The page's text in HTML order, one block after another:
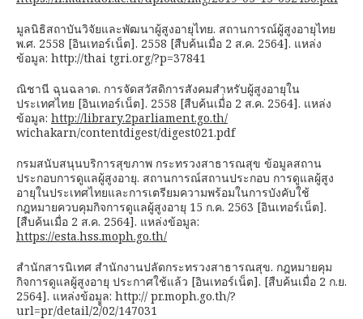
มูลนิธิสถาบันวิจัยและพัฒนาผู้สูงอายุไทย. สถานการณ์ผู้สูงอายุไทย
พ.ศ. 2558 [อินเทอร์เน็ต]. 2558 [สืบค้นเมื่อ 2 ส.ค. 2564]. แหล่ง
ข้อมูล: http://thai tgri.org/?p=37841
ณิชานี ฉุนฉลาด. การจัดสวัสดิการสังคมสำหรับผู้สูงอายุใน
ประเทศไทย [อินเทอร์เน็ต]. 2558 [สืบค้นเมื่่อ 2 ส.ค. 2564]. แหล่ง
ข้อมูล: http://library.2parliament.go.th/
wichakarn/contentdigest/digest021.pdf
กรมสนับสนุนบริการสุขภาพ กระทรวงสาธารณสุข ข้อมูลสถาน
ประกอบการดูแลผู้สูงอายุ. สถานการณ์สถานประกอบ การดูแลผู้สูง
อายุในประเทศไทยและการเตรียมความพร้อมในการบังคับใช้
กฎหมายควบคุมกิจการดูแลผู้สูงอายุ 15 ก.ค. 2563 [อินเทอร์เน็ต].
[สืบค้นเมื่อ 2 ส.ค. 2564]. แหล่งข้อมูล:
https://esta.hss.moph.go.th/
สำนักสารนิเทศ สำนักงานปลัดกระทรวงสาธารณสุข. กฎหมายคุม
กิจการดูแลผู้สูงอายุ ประกาศใช้แล้ว [อินเทอร์เน็ต]. [สืบค้นเมื่อ 2 ก.ย.
2564]. แหล่งข้อมููล: http:// pr.moph.go.th/?
url=pr/detail/2/02/147031